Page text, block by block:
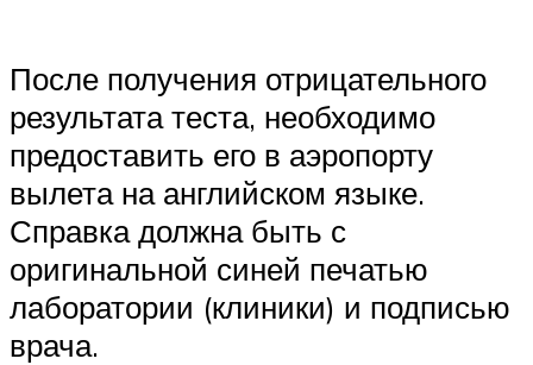
После получения отрицательного
результата теста, необходимо
предоставить его в аэропорту
вылета на английском языке.
Справка должна быть с
оригинальной синей печатью
лаборатории (клиники) и подписью
врача.